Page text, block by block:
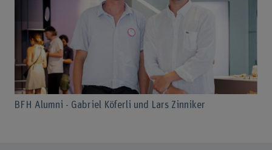
BFH Alumni - Gabriel Köferli und Lars Zinniker